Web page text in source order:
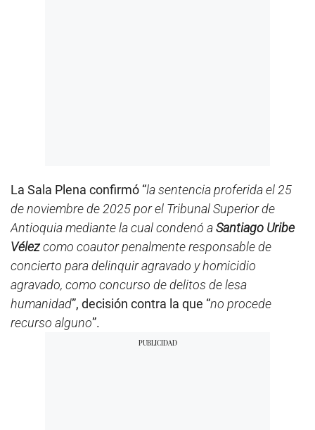
La Sala Plena confirmó “la sentencia proferida el 25
de noviembre de 2025 por el Tribunal Superior de
Antioquia mediante la cual condenó aSantiago Uribe
Vélezcomo coautor penalmente responsable de
concierto para delinquir agravado y homicidio
agravado, como concurso de delitos de lesa
humanidad”, decisión contra la que “no procede
recurso alguno”.